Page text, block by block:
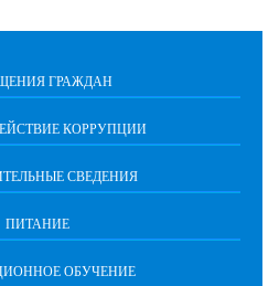
ГРАЖДАН
КОРРУПЦИИ
СВЕДЕНИЯ
ПИТАНИЕ
ОБУЧЕНИЕ